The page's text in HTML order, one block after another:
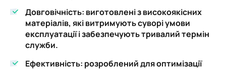
Довговічність: виготовлені з високоякісних
матеріалів, які витримують суворі умови
експлуатації і забезпечують тривалий термін
служби.
Ефективність: розроблений для оптимізації